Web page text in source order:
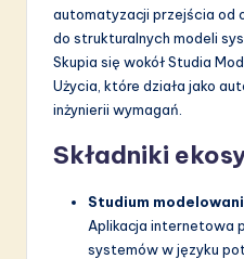
automatyzacji przejścia od
do strukturalnych modeli
Skupia się wokół Studia
Użycia, które działa jako
inżynierii wymagań.
Składniki
Studium
Aplikacja internetowa
systemów w języku